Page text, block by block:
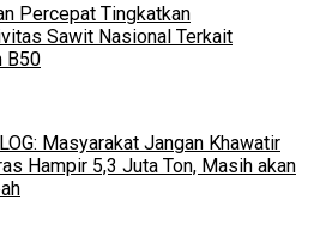
Percepat Tingkatkan
Sawit Nasional Terkait
B50
Masyarakat Jangan Khawatir
Hampir 5,3 Juta Ton, Masih akan